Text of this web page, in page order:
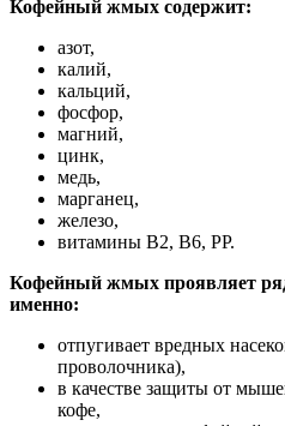
Кофейный жмых содержит:
азот,
калий,
кальций,
фосфор,
магний,
цинк,
медь,
марганец,
железо,
витамины В2, В6, РР.
Кофейный жмых проявляет
именно:
отпугивает вредных
проволочника),
в качестве защиты от
кофе,